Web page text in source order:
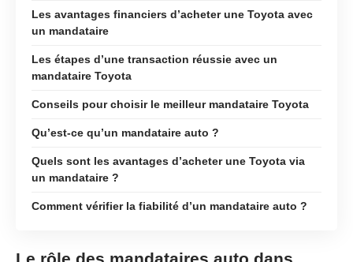
Les avantages financiers d’acheter une Toyota avec
un mandataire
Les étapes d’une transaction réussie avec un
mandataire Toyota
Conseils pour choisir le meilleur mandataire Toyota
Qu’est-ce qu’un mandataire auto ?
Quels sont les avantages d’acheter une Toyota via
un mandataire ?
Comment vérifier la fiabilité d’un mandataire auto ?